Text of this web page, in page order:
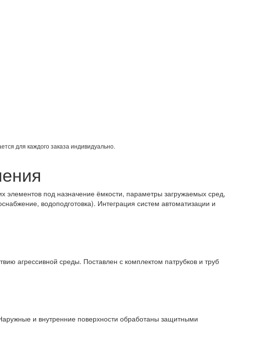
для каждого заказа индивидуально.
под назначение ёмкости, параметры загружаемых сред,
водоподготовка). Интеграция систем автоматизации и
агрессивной среды. Поставлен с комплектом патрубков и труб
и внутренние поверхности обработаны защитными